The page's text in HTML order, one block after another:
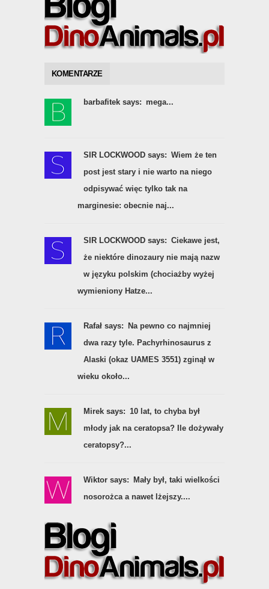
KOMENTARZE
barbafitek says: mega...
SIR LOCKWOOD says: Wiem że ten
post jest stary i nie warto na niego
odpisywać więc tylko tak na
marginesie: obecnie naj...
SIR LOCKWOOD says: Ciekawe jest,
że niektóre dinozaury nie mają nazw
w języku polskim (chociażby wyżej
wymieniony Hatze...
Rafał says:
Na pewno co najmniej
dwa razy tyle. Pachyrhinosaurus z
Alaski (okaz UAMES 3551) zginął w
wieku około...
Mirek says: 10 lat, to chyba był
młody jak na ceratopsa? Ile dożywały
ceratopsy?...
Wiktor says:
Mały był, taki wielkości
nosorożca a nawet lżejszy....